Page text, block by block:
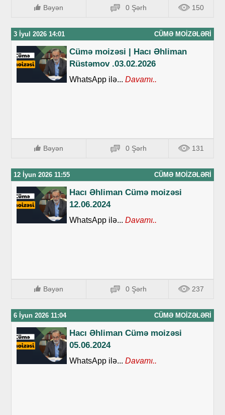
Bəyən 0 Şərh 150
3 İyul 2026 14:01 CÜMƏ MOIZƏLƏRI
Cümə moizəsi | Hacı Əhliman
Rüstəmov .03.02.2026
WhatsApp ilə... Davamı..
Bəyən 0 Şərh 131
12 İyun 2026 11:55 CÜMƏ MOIZƏLƏRI
Hacı Əhliman Cümə moizəsi
12.06.2024
WhatsApp ilə... Davamı..
Bəyən 0 Şərh 237
6 İyun 2026 11:04 CÜMƏ MOIZƏLƏRI
Hacı Əhliman Cümə moizəsi
05.06.2024
WhatsApp ilə... Davamı..